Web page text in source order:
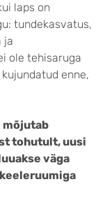
laps on
tundekasvatus,
ja
ole tehisaruga
enne,
mõjutab
tohutult, uusi
väga